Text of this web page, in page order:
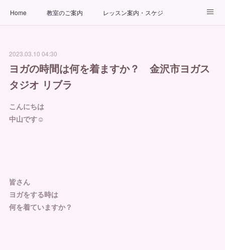
Home 教室のご案内 レッスン案内・スケジュール
お問い合わせ 出張ヨガ教室 パーソナルヨガレッスン
2023.03.10 04:30
ヨガの時間は何を着ますか？ 金沢市ヨガス
タジオ リブラ
こんにちは
中山です☺︎
皆さん
ヨガをする時は
何を着ていますか？